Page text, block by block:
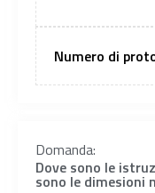
Numero di
Domanda:
Dove sono le
sono le dimesioni